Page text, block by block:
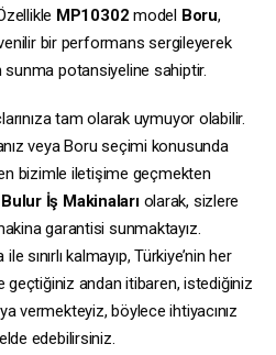
MP10302 model Boru,
bir performans sergileyerek
sunma potansiyeline sahiptir.
tam olarak uymuyor olabilir.
veya Boru seçimi konusunda
bizimle iletişime geçmekten
Bulur İş Makinalarıolarak, sizlere
garantisi sunmaktayız.
sınırlı kalmayıp, Türkiye’nin her
geçtiğiniz andan itibaren, istediğiniz
vermekteyiz, böylece ihtiyacınız
edebilirsiniz.